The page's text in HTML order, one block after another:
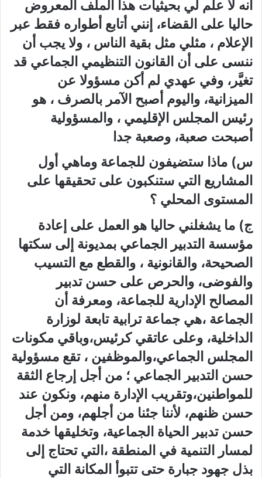
أنه لا علم لي بحيثيات هذا الملف المعروض
حاليا على القضاء، إنني أتابع أطواره فقط عبر
الإعلام ، مثلي مثل بقية الناس ، ولا يجب أن
ننسى على أن القانون التنظيمي الجماعي قد
تغيَّر، وفي عهدي لم أكن مسؤولا عن
الميزانية، واليوم أصبح الآمر بالصرف ، هو
رئيس المجلس الإقليمي ، والمسؤولية
أصبحت صعبة، وصعبة جدا
س) ماذا ستضيفون للجماعة وماهي أول
المشاريع التي ستنكبون على تحقيقها على
المستوى المحلي ؟
ج) ما يشغلني حاليا هو العمل على إعادة
مؤسسة التدبير الجماعي بمديونة إلى سكتها
الصحيحة، والقانونية ، والقطع مع التسيب
والفوضى، والحرص على حسن تدبير
المصالح الإدارية للجماعة، ومعرفة أن
الجماعة ،هي جماعة ترابية تابعة لوزارة
الداخلية، وعلى عاتقي كرئيس،وباقي مكونات
المجلس الجماعي،والموظفين ، تقع مسؤولية
حسن التدبير الجماعي ؛ من أجل إرجاع الثقة
للمواطنين،وتقريب الإدارة منهم، ونكون عند
حسن ظنهم، لأننا جئنا من أجلهم، ومن أجل
حسن تدبير الحياة الجماعية، وتخليقها خدمة
لمسار التنمية في المنطقة ،التي تحتاج إلى
بذل جهود جبارة حتى تتبوأ المكانة التي